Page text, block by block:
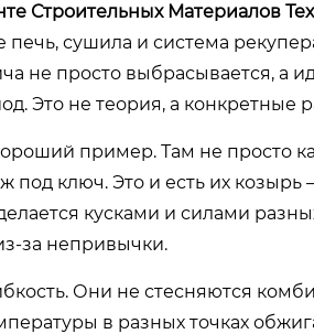
Строительных Материалов
печь, сушила и система
не просто выбрасывается, а
Это не теория, а конкретные
пример. Там не просто
под ключ. Это и есть их
кусками и силами
за непривычки.
Они не стесняются
в разных точках